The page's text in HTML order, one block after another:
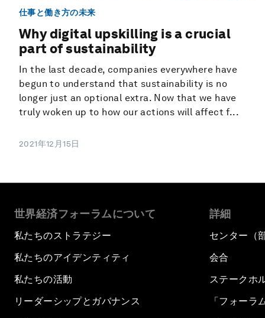
仕事と働き方の未来
Why digital upskilling is a crucial
part of sustainability
In the last decade, companies everywhere have
begun to understand that sustainability is no
longer just an optional extra. Now that we have
truly woken up to how our actions will affect f...
2021年12月15日
世界経済フォーラムについて
私たちのストラテジー
私たちのアイデンティティ
私たちの活動
リーダーシップとガバナンス
詳細
センター（
会合
ステークホ
「フォーラ